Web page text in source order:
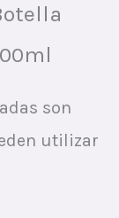
son
utilizar